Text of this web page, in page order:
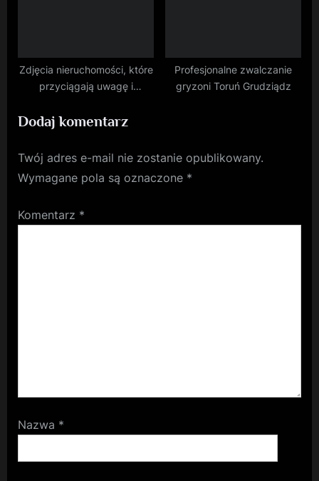
Zdjęcia nieruchomości, które
przyciągają uwagę i
Profesjonalne zwalczanie
gryzoni Toruń Grudziądz
Dodaj komentarz
Twój adres e-mail nie zostanie opublikowany.
Wymagane pola są oznaczone *
Komentarz *
Nazwa *